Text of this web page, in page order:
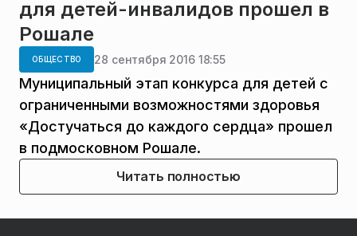
для детей-инвалидов прошел в
Рошале
ОБЩЕСТВО 28 сентября 2016 18:55
Муниципальный этап конкурса для детей с
ограниченными возможностями здоровья
«Достучаться до каждого сердца» прошел
в подмосковном Рошале.
Читать полностью